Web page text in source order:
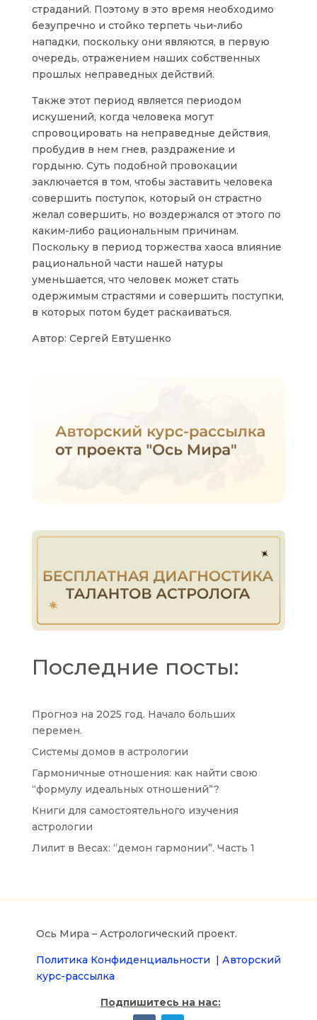
страданий. Поэтому в это время необходимо
безупречно и стойко терпеть чьи-либо
нападки, поскольку они являются, в первую
очередь, отражением наших собственных
прошлых неправедных действий.
Также этот период является периодом
искушений, когда человека могут
спровоцировать на неправедные действия,
пробудив в нем гнев, раздражение и
гордыню. Суть подобной провокации
заключается в том, чтобы заставить человека
совершить поступок, который он страстно
желал совершить, но воздержался от этого по
каким-либо рациональным причинам.
Поскольку в период торжества хаоса влияние
рациональной части нашей натуры
уменьшается, что человек может стать
одержимым страстями и совершить поступки,
в которых потом будет раскаиваться.
Автор: Сергей Евтушенко
Последние посты:
Прогноз на 2025 год. Начало больших
перемен.
Системы домов в астрологии
Гармоничные отношения: как найти свою
“формулу идеальных отношений”?
Книги для самостоятельного изучения
астрологии
Лилит в Весах: “демон гармонии”. Часть 1
Ось Мира – Астрологический проект.
Политика Конфиденциальности | Авторский
курс-рассылка
Подпишитесь на нас: